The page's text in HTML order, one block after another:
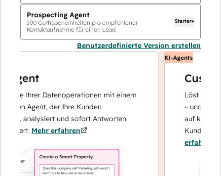
Prospecting Agent
100 Guthabeneinheiten pro empfohlener
Kontaktaufnahme für einen Lead
Starter+
Benutzerdefinierte Version erstellen
Ihrer Datenoperationen mit einem
Agent, der Ihre Kunden
analysiert und sofort Antworten
Mehr erfahren
KI-Agents
Löst Anfragen
– und eskaliert
auf komplexe
erfahren